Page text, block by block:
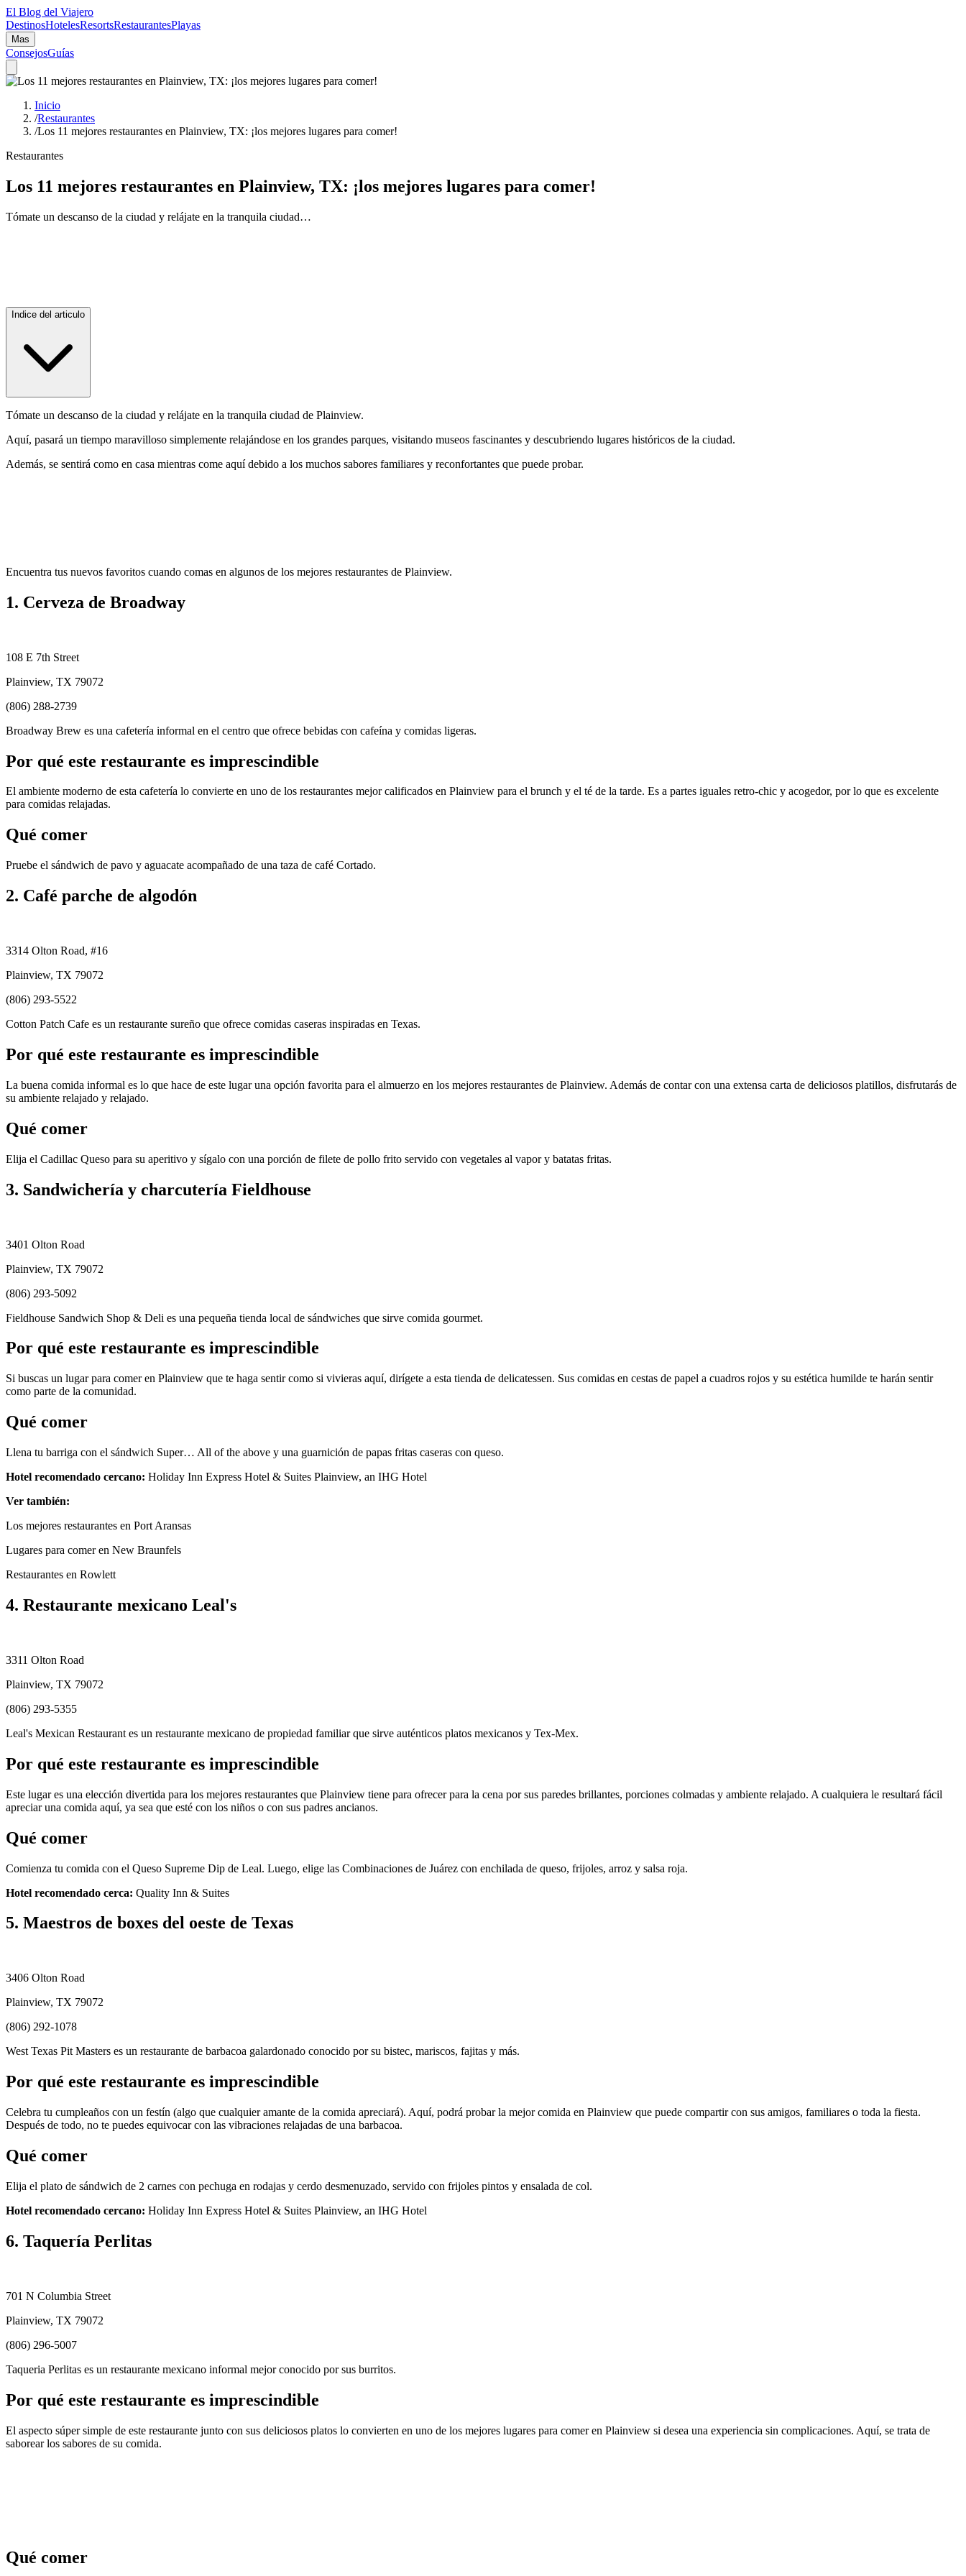
El Blog del Viajero
DestinosHotelesResortsRestaurantesPlayas
Mas
ConsejosGuías
Inicio
/Restaurantes
/Los 11 mejores restaurantes en Plainview, TX: ¡los mejores lugares para comer!
Restaurantes
Los 11 mejores restaurantes en Plainview, TX: ¡los mejores lugares para comer!
Tómate un descanso de la ciudad y relájate en la tranquila ciudad…
Indice del articulo
Tómate un descanso de la ciudad y relájate en la tranquila ciudad de Plainview.
Aquí, pasará un tiempo maravilloso simplemente relajándose en los grandes parques, visitando museos fascinantes y descubriendo lugares históricos de la ciudad.
Además, se sentirá como en casa mientras come aquí debido a los muchos sabores familiares y reconfortantes que puede probar.
Encuentra tus nuevos favoritos cuando comas en algunos de los mejores restaurantes de Plainview.
1. Cerveza de Broadway
108 E 7th Street
Plainview, TX 79072
(806) 288-2739
Broadway Brew es una cafetería informal en el centro que ofrece bebidas con cafeína y comidas ligeras.
Por qué este restaurante es imprescindible
El ambiente moderno de esta cafetería lo convierte en uno de los restaurantes mejor calificados en Plainview para el brunch y el té de la tarde. Es a partes iguales retro-chic y acogedor, por lo que es excelente
para comidas relajadas.
Qué comer
Pruebe el sándwich de pavo y aguacate acompañado de una taza de café Cortado.
2. Café parche de algodón
3314 Olton Road, #16
Plainview, TX 79072
(806) 293-5522
Cotton Patch Cafe es un restaurante sureño que ofrece comidas caseras inspiradas en Texas.
Por qué este restaurante es imprescindible
La buena comida informal es lo que hace de este lugar una opción favorita para el almuerzo en los mejores restaurantes de Plainview. Además de contar con una extensa carta de deliciosos platillos, disfrutarás de
su ambiente relajado y relajado.
Qué comer
Elija el Cadillac Queso para su aperitivo y sígalo con una porción de filete de pollo frito servido con vegetales al vapor y batatas fritas.
3. Sandwichería y charcutería Fieldhouse
3401 Olton Road
Plainview, TX 79072
(806) 293-5092
Fieldhouse Sandwich Shop & Deli es una pequeña tienda local de sándwiches que sirve comida gourmet.
Por qué este restaurante es imprescindible
Si buscas un lugar para comer en Plainview que te haga sentir como si vivieras aquí, dirígete a esta tienda de delicatessen. Sus comidas en cestas de papel a cuadros rojos y su estética humilde te harán sentir
como parte de la comunidad.
Qué comer
Llena tu barriga con el sándwich Super… All of the above y una guarnición de papas fritas caseras con queso.
Hotel recomendado cercano: Holiday Inn Express Hotel & Suites Plainview, an IHG Hotel
Ver también:
Los mejores restaurantes en Port Aransas
Lugares para comer en New Braunfels
Restaurantes en Rowlett
4. Restaurante mexicano Leal's
3311 Olton Road
Plainview, TX 79072
(806) 293-5355
Leal's Mexican Restaurant es un restaurante mexicano de propiedad familiar que sirve auténticos platos mexicanos y Tex-Mex.
Por qué este restaurante es imprescindible
Este lugar es una elección divertida para los mejores restaurantes que Plainview tiene para ofrecer para la cena por sus paredes brillantes, porciones colmadas y ambiente relajado. A cualquiera le resultará fácil
apreciar una comida aquí, ya sea que esté con los niños o con sus padres ancianos.
Qué comer
Comienza tu comida con el Queso Supreme Dip de Leal. Luego, elige las Combinaciones de Juárez con enchilada de queso, frijoles, arroz y salsa roja.
Hotel recomendado cerca: Quality Inn & Suites
5. Maestros de boxes del oeste de Texas
3406 Olton Road
Plainview, TX 79072
(806) 292-1078
West Texas Pit Masters es un restaurante de barbacoa galardonado conocido por su bistec, mariscos, fajitas y más.
Por qué este restaurante es imprescindible
Celebra tu cumpleaños con un festín (algo que cualquier amante de la comida apreciará). Aquí, podrá probar la mejor comida en Plainview que puede compartir con sus amigos, familiares o toda la fiesta.
Después de todo, no te puedes equivocar con las vibraciones relajadas de una barbacoa.
Qué comer
Elija el plato de sándwich de 2 carnes con pechuga en rodajas y cerdo desmenuzado, servido con frijoles pintos y ensalada de col.
Hotel recomendado cercano: Holiday Inn Express Hotel & Suites Plainview, an IHG Hotel
6. Taquería Perlitas
701 N Columbia Street
Plainview, TX 79072
(806) 296-5007
Taqueria Perlitas es un restaurante mexicano informal mejor conocido por sus burritos.
Por qué este restaurante es imprescindible
El aspecto súper simple de este restaurante junto con sus deliciosos platos lo convierten en uno de los mejores lugares para comer en Plainview si desea una experiencia sin complicaciones. Aquí, se trata de
saborear los sabores de su comida.
Qué comer